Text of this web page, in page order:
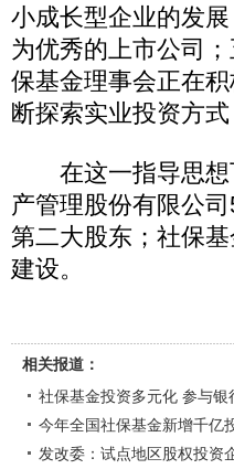
小成长型企业的发
为优秀的上市公司
保基金理事会正在
断探索实业投资方
在这一指导思想
产管理股份有限公
第二大股东；社保
建设。
相关报道：
社保基金投资多元化 参与银
今年全国社保基金新增千亿
发改委：试点地区股权投资